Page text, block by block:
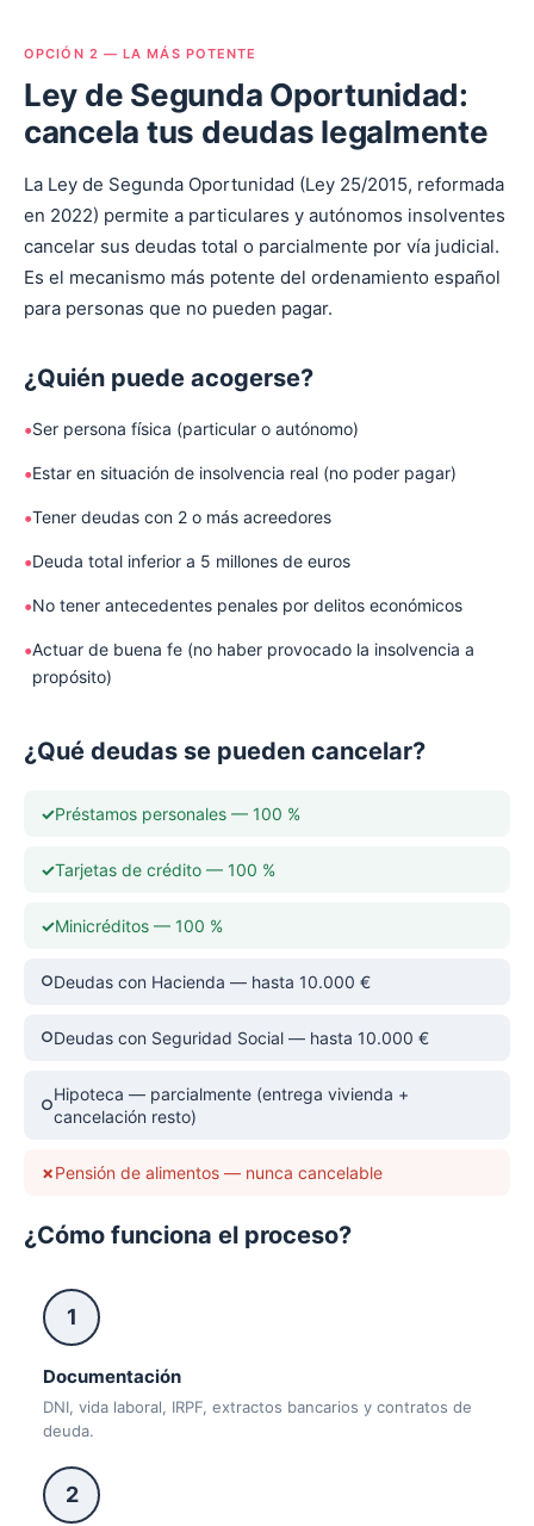
OPCIÓN 2 — LA MÁS POTENTE
Ley de Segunda Oportunidad:
cancela tus deudas legalmente
La Ley de Segunda Oportunidad (Ley 25/2015, reformada
en 2022) permite a particulares y autónomos insolventes
cancelar sus deudas total o parcialmente por vía judicial.
Es el mecanismo más potente del ordenamiento español
para personas que no pueden pagar.
¿Quién puede acogerse?
Ser persona física (particular o autónomo)
Estar en situación de insolvencia real (no poder pagar)
Tener deudas con 2 o más acreedores
Deuda total inferior a 5 millones de euros
No tener antecedentes penales por delitos económicos
Actuar de buena fe (no haber provocado la insolvencia a
propósito)
¿Qué deudas se pueden cancelar?
Préstamos personales — 100 %
Tarjetas de crédito — 100 %
Minicréditos — 100 %
Deudas con Hacienda — hasta 10.000 €
Deudas con Seguridad Social — hasta 10.000 €
Hipoteca — parcialmente (entrega vivienda +
cancelación resto)
Pensión de alimentos — nunca cancelable
¿Cómo funciona el proceso?
1
Documentación
DNI, vida laboral, IRPF, extractos bancarios y contratos de
deuda.
2